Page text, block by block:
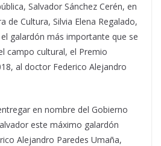
Salvador Sánchez Cerén, en
de Cultura, Silvia Elena Regalado,
galardón más importante que se
campo cultural, el Premio
al doctor Federico Alejandro
en nombre del Gobierno
este máximo galardón
Alejandro Paredes Umaña,